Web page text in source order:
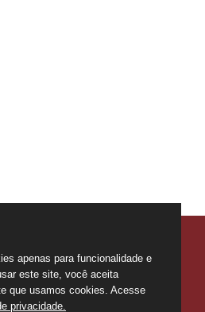
apenas para funcionalidade e
este site, você aceita
que usamos cookies. Acesse
privacidade.